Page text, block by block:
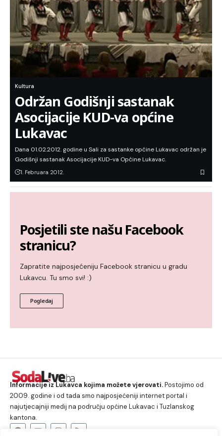
Kultura
Održan Godišnji sastanak
Asocijacije KUD-va općine
Lukavac
Dana 01.02.2012. godine u Sali za sastanke općine Lukavac održan je
Godišnji sastanak Asocijacije KUD-va Općine Lukavac.
1. Februara 2012.
Posjetili ste našu Facebook
stranicu?
Zapratite najposjećeniju Facebook stranicu u gradu
Lukavcu. Tu smo svi! :)
Pogledaj
Informacije iz Lukavca kojima možete vjerovati.Postojimo od
2009. godine i od tada smo najposjećeniji internet portal i
najutjecajniji medij na području općine Lukavac i Tuzlanskog
kantona.